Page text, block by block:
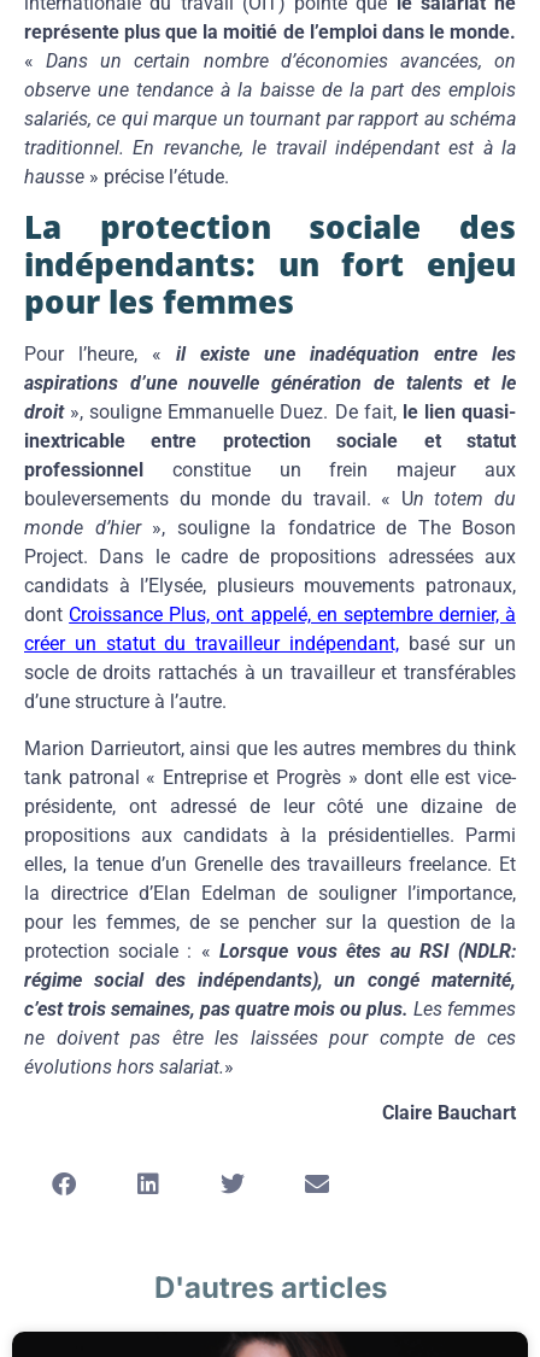
représente plus que la moitié de l’emploi dans le monde.
«Dans un certain nombre d’économies avancées, on
observe une tendance à la baisse de la part des emplois
salariés, ce qui marque un tournant par rapport au schéma
traditionnel. En revanche, le travail indépendant est à la
hausse » précise l’étude.
La protection sociale des
indépendants: un fort enjeu
pour les femmes
Pour l’heure, « il existe une inadéquation entre les
aspirations d’une nouvelle génération de talents et le
droit», souligne Emmanuelle Duez. De fait, le lien quasi-
inextricable entre protection sociale et statut
professionnel
constitue un frein majeur aux
bouleversements du monde du travail. « Un totem du
monde d’hier », souligne la fondatrice de The Boson
Project. Dans le cadre de propositions adressées aux
candidats à l’Elysée, plusieurs mouvements patronaux,
dont Croissance Plus, ont appelé, en septembre dernier, à
créer un statut du travailleur indépendant,basé sur un
socle de droits rattachés à un travailleur et transférables
d’une structure à l’autre.
Marion Darrieutort, ainsi que les autres membres du think
tank patronal « Entreprise et Progrès » dont elle est vice-
présidente, ont adressé de leur côté une dizaine de
propositions aux candidats à la présidentielles. Parmi
elles, la tenue d’un Grenelle des travailleurs freelance. Et
la directrice d’Elan Edelman de souligner l’importance,
pour les femmes, de se pencher sur la question de la
protection sociale : « Lorsque vous êtes au RSI (NDLR:
régime social des indépendants), un congé maternité,
c’est trois semaines, pas quatre mois ou plus. Les femmes
ne doivent pas être les laissées pour compte de ces
évolutions hors salariat.»
Claire Bauchart
D'autres articles